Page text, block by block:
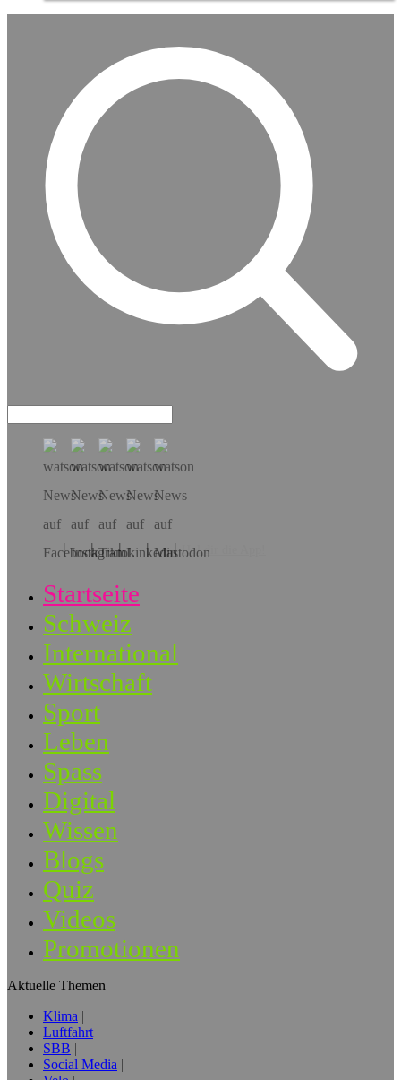
Hol dir die App!
Startseite
Schweiz
International
Wirtschaft
Sport
Leben
Spass
Digital
Wissen
Blogs
Quiz
Videos
Promotionen
Aktuelle Themen
Klima
Luftfahrt
SBB
Social Media